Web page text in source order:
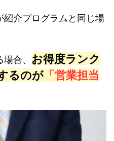
紹介プログラムと同じ場
合、 お得度ランク
るのが「営業担当